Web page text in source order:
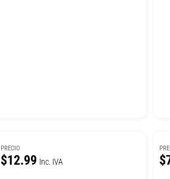
PRECIO
$12.99 Inc. IVA